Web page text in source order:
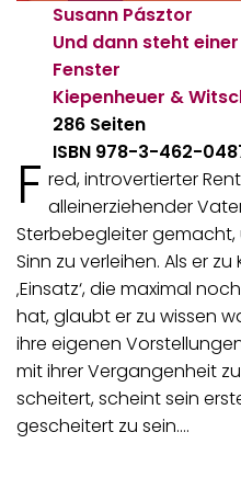
Susann Pásztor
Und dann steht
Fenster
Kiepenheuer &
286 Seiten
ISBN 978-3-462-
F red, introvertierter
alleinerziehender
Sterbebegleiter gemacht,
Sinn zu verleihen. Als er
‚Einsatz‘, die maximal
hat, glaubt er zu wissen
ihre eigenen
mit ihrer Vergangenheit
scheitert, scheint sein
gescheitert zu sein.…